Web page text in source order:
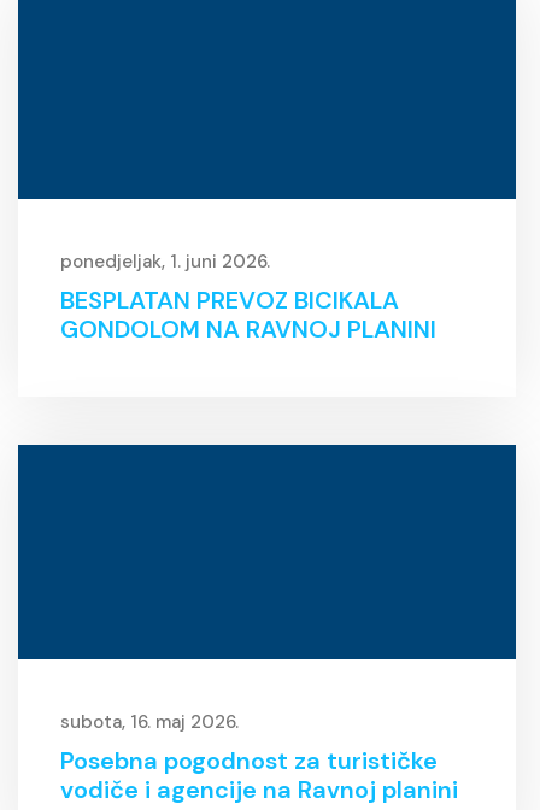
ponedjeljak, 1. juni 2026.
BESPLATAN PREVOZ BICIKALA
GONDOLOM NA RAVNOJ PLANINI
subota, 16. maj 2026.
Posebna pogodnost za turističke
vodiče i agencije na Ravnoj planini